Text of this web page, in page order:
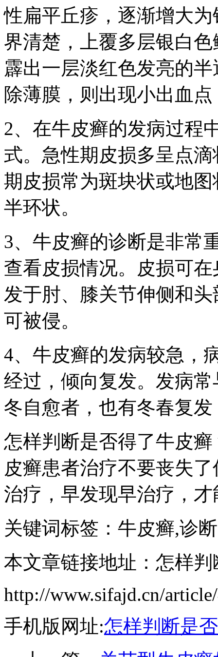
性扁平丘疹，逐渐增大
界清楚，上覆多层银白
霹出一层淡红色发亮的
除薄膜，则出现小出血
2、在牛皮癣的发病过程
式。急性期皮损多呈点
期皮损常为斑块状或地
半环状。
3、牛皮癣的诊断是非常
查看皮损情况。皮损可
发于肘、膝关节伸侧和
可被侵。
4、牛皮癣的发病较急，
经过，倾向复发。发病
冬自愈者，也有冬春复
怎样判断是否得了牛皮癣
皮癣患者治疗不要丧失
治疗，早发现早治疗，
关键词标签：牛皮癣,诊断
本文章链接地址：怎样
http://www.sifajd.cn/
手机版网址:怎样判断是